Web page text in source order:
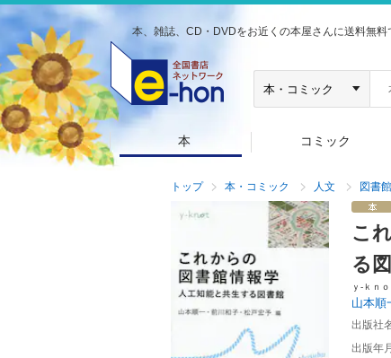
本、雑誌、CD・DVDをお近くの本屋さんに送料無料
本 コミック
トップ 本・コミック 人文 図書
こ
る
ｙ‐ｋｎ
山本
出版社
出版年月